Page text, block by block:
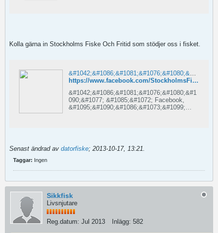
Kolla gärna in Stockholms Fiske Och Fritid som stödjer oss i fisket.
&#1042;&#1086;&#1081;&#1076;&#1080;&#1090;&#1077; &#1085;&#1072; Facebook
https://www.facebook.com/StockholmsFiskeFritid?fref=ts
&#1042;&#1086;&#1081;&#1076;&#1080;&#1
090;&#1077; &#1085;&#1072; Facebook,
&#1095;&#1090;&#1086;&#1073;&#1099;
074;&#1077;&#1085;&#1085;&#1080;&#1082;
084;&#1099;&#1084;&#1080;.
Senast ändrad av datorfiske; 2013-10-17, 13:21.
Taggar: Ingen
Sikkfisk
Livsnjutare
Reg.datum: Jul 2013 Inlägg: 582